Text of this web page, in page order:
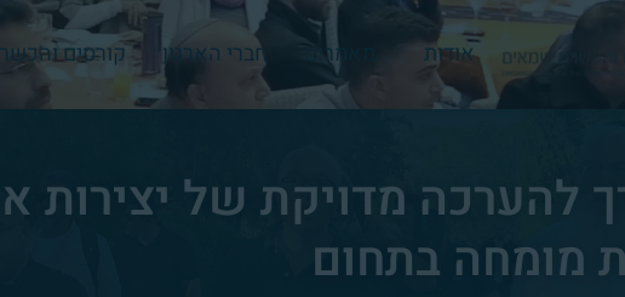
אודות מאמרים חברי הארגון קורסים
להערכה מדויקת של יצירות
מומחה בתחום